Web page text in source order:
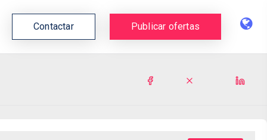
Contactar Publicar ofertas